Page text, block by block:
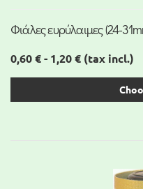
Φιάλες ευρύλαιμες (24-
0,60 € - 1,20 € (tax incl.)